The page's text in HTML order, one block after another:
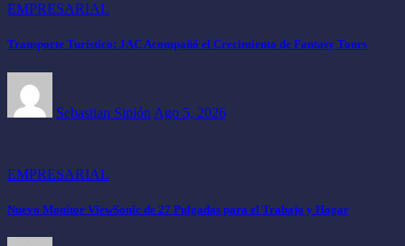
EMPRESARIAL
Transporte Turístico: JAC Acompañó el Crecimiento de Fantasy Tours
Sebastian Sipión Ago 5, 2026
EMPRESARIAL
Nuevo Monitor ViewSonic de 27 Pulgadas para el Trabajo y Hogar